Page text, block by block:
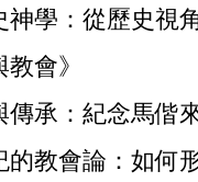
學：從歷史視
會》
承：紀念馬偕
教會論：如何